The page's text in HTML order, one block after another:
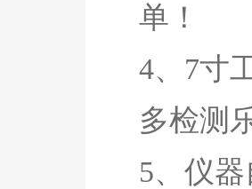
单！
4、7寸
多检测
5、仪